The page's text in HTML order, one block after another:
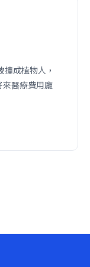
成植物人，
來醫療費用龐